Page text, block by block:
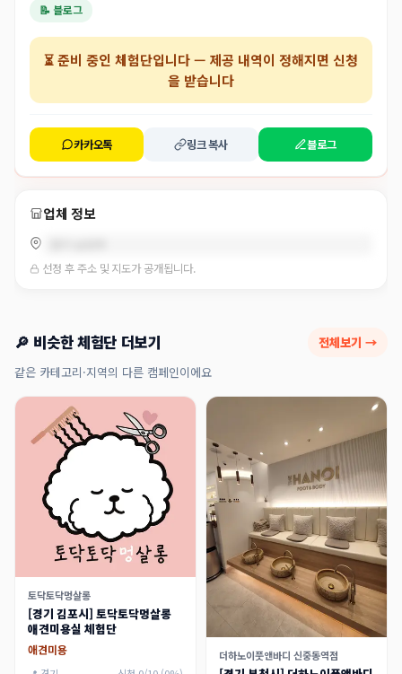
📝 블로그
⏳준비 중인 체험단입니다 — 제공 내역이 정해지면 신청
을 받습니다
카카오톡 링크 복사 블로그
업체 정보
선정 후 주소 및 지도가 공개됩니다.
🔎 비슷한 체험단 더보기 전체보기 →
같은 카테고리·지역의 다른 캠페인이에요
토닥토닥멍살롱
[경기 김포시] 토닥토닥멍살롱
애견미용실 체험단
애견미용 더하노이풋앤바디 신중동역점